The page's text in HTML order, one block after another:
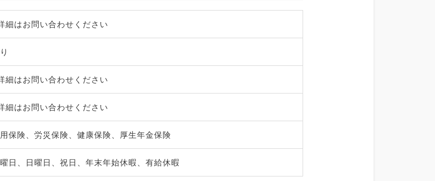
細はお問い合わせください
細はお問い合わせください
細はお問い合わせください
保険、労災保険、健康保険、厚生年金保険
日、日曜日、祝日、年末年始休暇、有給休暇